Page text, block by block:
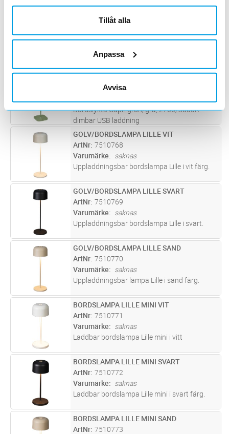
Tillåt alla
Anpassa
Avvisa
dimbar USB laddning
Lägg i kundvagn
BORDSLYKTA CAPRI TERAKOTTA
Varumärke saknas
Bordslykta Capri terakotta, 2700/3000K
7509378
Varumärke saknas
Bordslykta Capri grön/grå, 2700/3000K
dimbar USB laddning
ST Lägg i kundvagn
GOLV/BORDSLAMPA LILLE VIT
ArtNr 7510768
Varumärke
saknas
Uppladdningsbar bordslampa Lille i vit färg.
ST Lägg i kundvagn
GOLV/BORDSLAMPA LILLE SVART
ArtNr 7510769
Varumärke
saknas
Uppladdningsbar bordslampa Lille i svart.
ST Lägg i kundvagn
GOLV/BORDSLAMPA LILLE SAND
ArtNr 7510770
Varumärke
saknas
Uppladdningsbar lampa Lille i sand färg.
ST Lägg i kundvagn
BORDSLAMPA LILLE MINI VIT
ArtNr 7510771
Varumärke
saknas
Laddbar bordslampa Lille mini i vitt
ST Lägg i kundvagn
BORDSLAMPA LILLE MINI SVART
ArtNr 7510772
Varumärke
saknas
Laddbar bordslampa Lille mini i svart färg.
ST Lägg i kundvagn
BORDSLAMPA LILLE MINI SAND
ArtNr 7510773